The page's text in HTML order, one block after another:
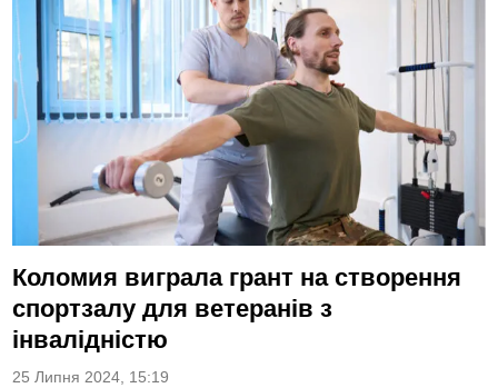
Коломия виграла грант на створення
спортзалу для ветеранів з
інвалідністю
25 Липня 2024, 15:19